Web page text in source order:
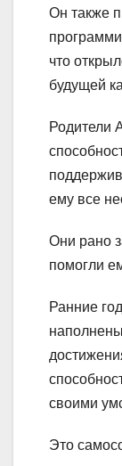
Он также
что
будущей
Родители
ему все
Они рано
помогли
Ранние
своими
Это